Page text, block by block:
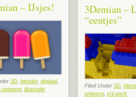
– IJsjes!
3D blender, digitaal,
ontwerp illustratie
3Demian –
“eentjes”
Filed Under 3D
ontwerp vrij werk